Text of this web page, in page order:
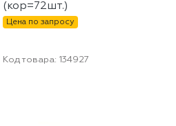
(кор=72шт.)
Цена по запросу
Код товара: 134927